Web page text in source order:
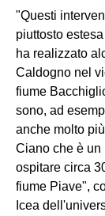
"Questi
piuttosto
ha realizzato
Caldogno nel
fiume
sono, ad
anche molto
Ciano che è un
ospitare circa
fiume Piave",
Icea